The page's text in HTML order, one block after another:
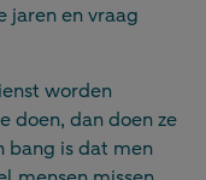
jaren en vraag
worden
doen, dan doen ze
bang is dat men